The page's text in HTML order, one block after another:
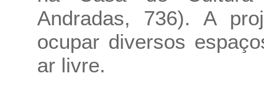
Andradas, 736). A
ocupar diversos
ar livre.